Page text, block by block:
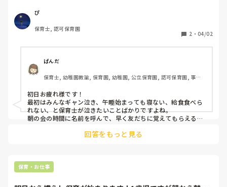
かな？？
昨年度2歳受け持ってて進級して3歳になったけど、体操服姿
ぴ
保育士, 認可保育園
2 ・ 04/02
ぱんだ
保育士, 幼稚園教諭, 保育園, 幼稚園, 公立保育園, 認可保育園, 事業
初日お疲れ様です！
最初はみんなギャン泣き、午睡始まっても寝ない、給食食べら
れない、と保育士が泣きたいことばかりですよね。
朝の会の時間に名前を呼んで、早く友だちに覚えてもらえるよ
回答をもっと見る
保育・お仕事